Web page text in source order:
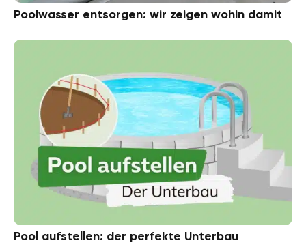
Poolwasser entsorgen: wir zeigen wohin damit
Pool aufstellen: der perfekte Unterbau